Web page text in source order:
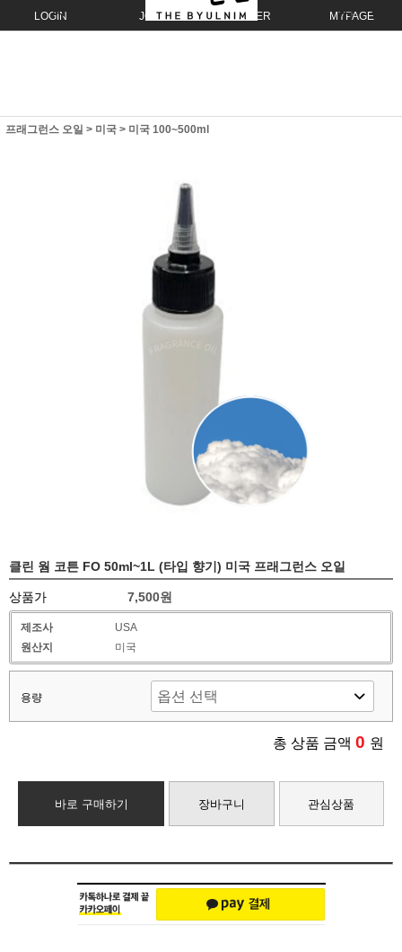
LOGIN JOIN ORDER MYPAGE
프래그런스 오일 > 미국 > 미국 100~500ml
클린 웜 코튼 FO 50ml~1L (타입 향기) 미국 프래그런스 오일
상품가 7,500원
제조사
USA
원산지
미국
용량
총 상품 금액 0 원
바로 구매하기 장바구니 관심상품